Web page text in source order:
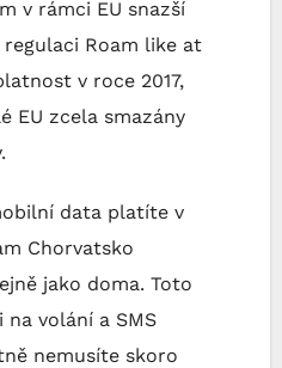
v rámci EU snazší
Roam like at
v roce 2017,
EU zcela smazány
data platíte v
Chorvatsko
jako doma. Toto
volání a SMS
nemusíte skoro